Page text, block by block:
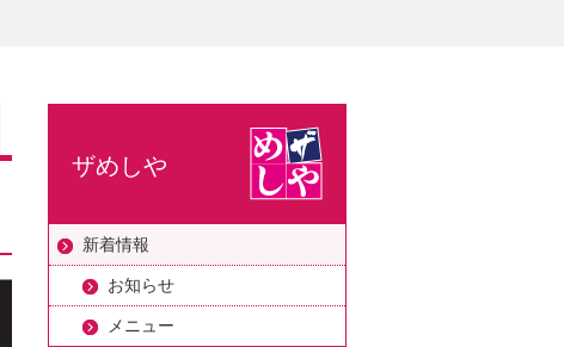
ザめしや
新着情報
お知らせ
メニュー